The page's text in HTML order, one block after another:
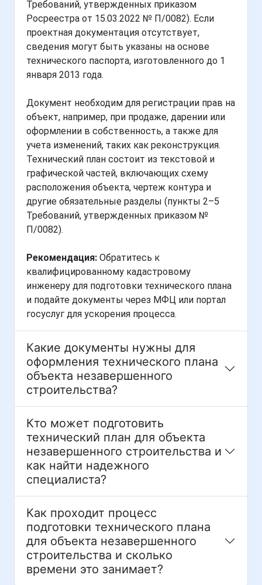
Требований, утвержденных приказом
Росреестра от 15.03.2022 № П/0082). Если
проектная документация отсутствует,
сведения могут быть указаны на основе
технического паспорта, изготовленного до 1
января 2013 года.
Документ необходим для регистрации прав на
объект, например, при продаже, дарении или
оформлении в собственность, а также для
учета изменений, таких как реконструкция.
Технический план состоит из текстовой и
графической частей, включающих схему
расположения объекта, чертеж контура и
другие обязательные разделы (пункты 2–5
Требований, утвержденных приказом №
П/0082).
Рекомендация: Обратитесь к
квалифицированному кадастровому
инженеру для подготовки технического плана
и подайте документы через МФЦ или портал
госуслуг для ускорения процесса.
Какие документы нужны для
оформления технического плана
объекта незавершенного
строительства?
Кто может подготовить
технический план для объекта
незавершенного строительства и
как найти надежного
специалиста?
Как проходит процесс
подготовки технического плана
для объекта незавершенного
строительства и сколько
времени это занимает?